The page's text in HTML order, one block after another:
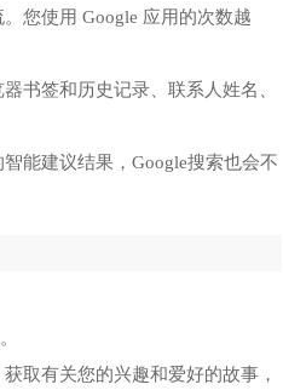
您使用 Google 应用的次数越
书签和历史记录、联系人姓名、
能建议结果，Google搜索也会不
取有关您的兴趣和爱好的故事，